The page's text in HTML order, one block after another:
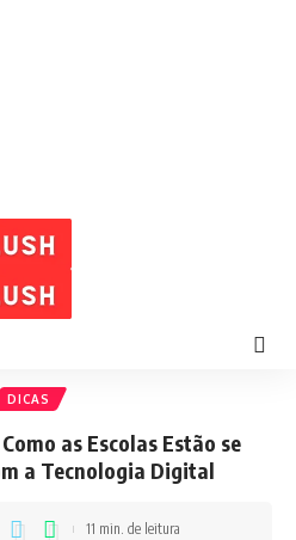
DICAS
as Escolas Estão se
a Tecnologia Digital
11 min. de leitura